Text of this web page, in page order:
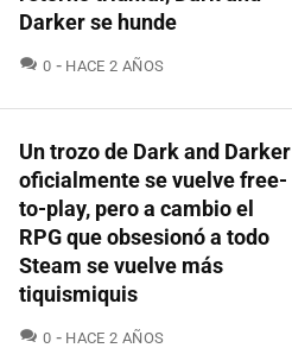
Darker se hunde
0 COMENTARIOS
HACE 2 AÑOS
Un trozo de Dark and Darker
oficialmente se vuelve free-
to-play, pero a cambio el
RPG que obsesionó a todo
Steam se vuelve más
tiquismiquis
0 COMENTARIOS
HACE 2 AÑOS